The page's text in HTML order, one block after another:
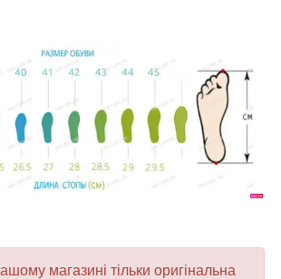
магазині тільки оригінальна